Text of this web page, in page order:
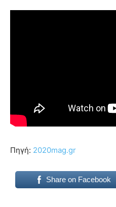
Πηγή: 2020mag.gr
Share on Facebook